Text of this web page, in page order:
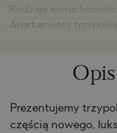
Rodzaje
Apartamenty
Prezentujemy
częścią nowego,